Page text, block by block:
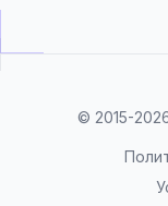
© 2015-